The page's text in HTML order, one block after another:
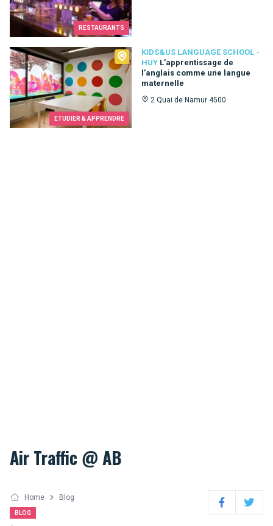
RESTAURANTS
ETUDIER & APPRENDRE
KIDS&US LANGUAGE SCHOOL -
HUY L’apprentissage de
l’anglais comme une langue
maternelle
2 Quai de Namur 4500
Kids&Us language school - Huy
Air Traffic @ AB
Home Blog
BLOG FacebookTwitter